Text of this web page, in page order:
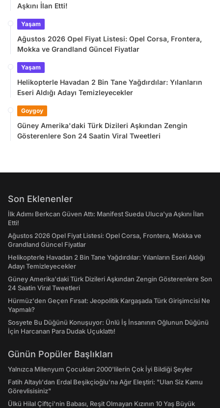
Aşkını İlan Etti!
Yaşam
Ağustos 2026 Opel Fiyat Listesi: Opel Corsa, Frontera,
Mokka ve Grandland Güncel Fiyatlar
Yaşam
Helikopterle Havadan 2 Bin Tane Yağdırdılar: Yılanların
Eseri Aldığı Adayı Temizleyecekler
Goygoy
Güney Amerika'daki Türk Dizileri Aşkından Zengin
Gösterenlere Son 24 Saatin Viral Tweetleri
Son Eklenenler
İlk Adımı Berkcan Güven Attı: Manifest Sueda Uluca'ya Aşkını İlan
Etti!
Ağustos 2026 Opel Fiyat Listesi: Opel Corsa, Frontera, Mokka ve
Grandland Güncel Fiyatlar
Helikopterle Havadan 2 Bin Tane Yağdırdılar: Yılanların Eseri Aldığı
Adayı Temizleyecekler
Güney Amerika'daki Türk Dizileri Aşkından Zengin Gösterenlere Son
24 Saatin Viral Tweetleri
Hürmüz'den Geçen Fırsat: Jeopolitik Kargaşada Türk Girişimcisi Ne
Yapmalı?
Sosyete Bu Düğünü Konuşuyor: Ünlü İş İnsanının Oğlunun Düğünü
İçin Harcanan Para Dudak Uçuklattı!
Günün Popüler Başlıkları
Yalnızca Milenyum Çocukları 2000'lilerin Çok İyi Bildiği Şeyler
Fatih Altaylı'dan Erdal Beşikçioğlu'na Ağır Eleştiri: "Ulan Siz Kamu
Görevlisisiniz"
Ülkü Hilal Çiftçi'nin Babası, Reşit Olmayan Kızının 10 Yaş Büyük